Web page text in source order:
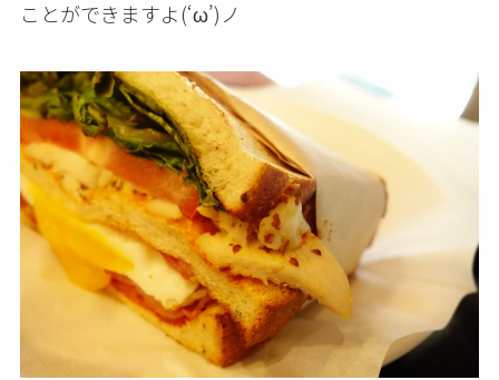
ことができますよ(‘ω’)ノ